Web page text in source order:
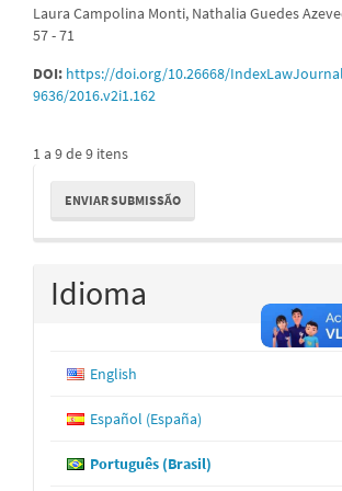
Laura Campolina Monti, Nathalia Guedes
57 - 71
DOI: https://doi.org/10.26668/
9636/2016.v2i1.162
1 a 9 de 9 itens
Enviar
Submissão
ENVIAR SUBMISSÃO
Idioma
English
Español (España)
Português (Brasil)